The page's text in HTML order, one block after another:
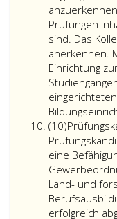
5,
Ziffer
3,
oder
sind
die
und
-
vom
zu
Prüfungen
sind. Das
anerkennen.
Einrichtung
(10)Absatz
10
eine
Land- und
erfolgreich